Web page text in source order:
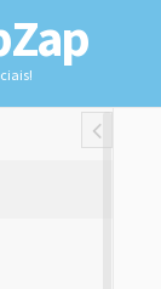
Toggle